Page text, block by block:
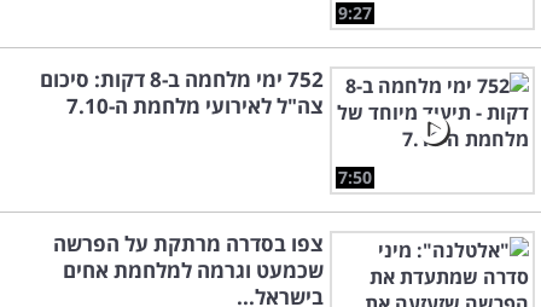
9:27
7:50
752 ימי מלחמה ב-8 דקות: סיכום
צה"ל לאירועי מלחמת ה-7.10
צפו בסדרה מרתקת על הפרשה
שכמעט וגרמה למלחמת אחים
בישראל...